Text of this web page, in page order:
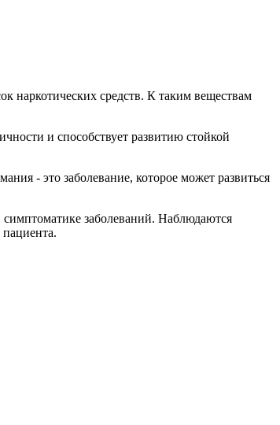
наркотических средств. К таким веществам
и способствует развитию стойкой
- это заболевание, которое может развиться
заболеваний. Наблюдаются